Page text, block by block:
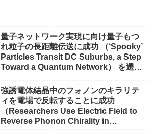
量子ネットワーク実現に向け量子もつ
れ粒子の長距離伝送に成功 （‘Spooky’
Particles Transit DC Suburbs, a Step
Toward a Quantum Network） を選択
れ粒子の長距離伝送に成功 （‘Spooky’
Particles Transit DC Suburbs, a Step
Toward a Quantum Network）
強誘電体結晶中のフォノンのキラリテ
ィを電場で反転することに成功
（Researchers Use Electric Field to
Reverse Phonon Chirality in